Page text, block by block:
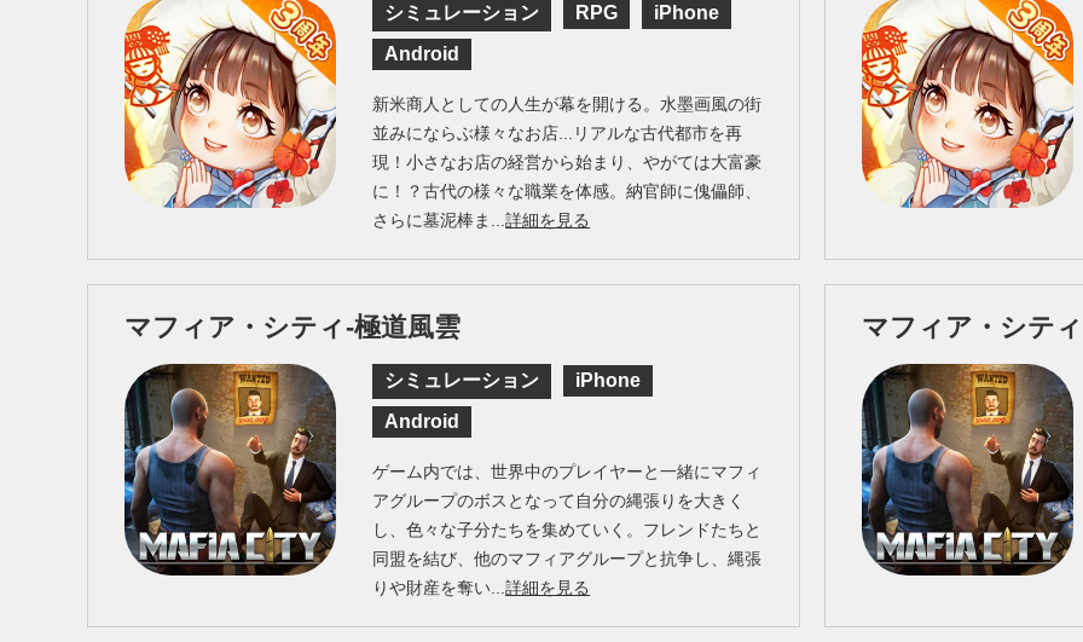
シミュレーション RPG
iPhone
Android
新米商人としての人生が幕を開ける。水墨画風の街
並みにならぶ様々なお店...リアルな古代都市を再
現！小さなお店の経営から始まり、やがては大富豪
に！？古代の様々な職業を体感。納官師に傀儡師、
さらに墓泥棒ま...詳細を見る
マフィア・シティ-極道風雲
シミュレーション
iPhone
Android
ゲーム内では、世界中のプレイヤーと一緒にマフィ
アグループのボスとなって自分の縄張りを大きく
し、色々な子分たちを集めていく。フレンドたちと
同盟を結び、他のマフィアグループと抗争し、縄張
りや財産を奪い...詳細を見る
マフィア・シテ